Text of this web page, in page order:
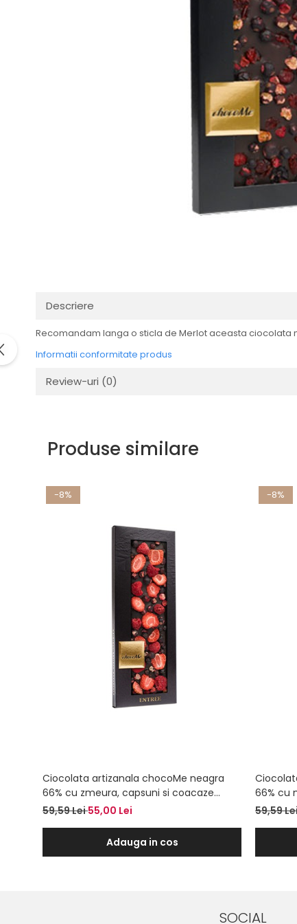
Descriere
Recomandam langa o sticla de Merlot aceasta
Informatii conformitate produs
Review-uri (0)
Produse similare
-8%
Ciocolata artizanala chocoMe neagra
66% cu zmeura, capsuni si coacaze
negre liofilizate
59,59 Lei55,00 Lei
Adauga in cos
-8%
66% cu
59,59
SOCIAL